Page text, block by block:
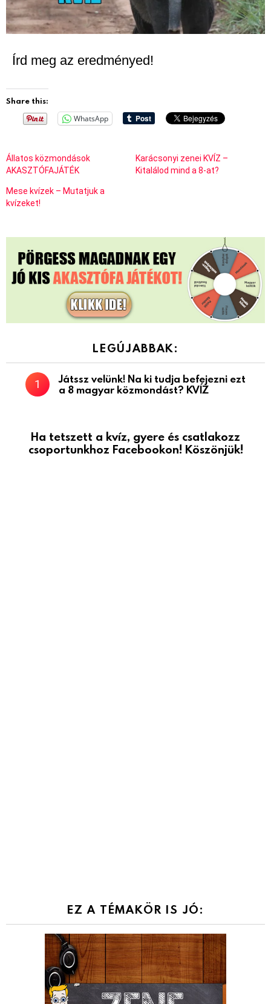
Írd meg az eredményed!
Share this:
WhatsApp
Állatos közmondások
AKASZTÓFAJÁTÉK
Karácsonyi zenei KVÍZ –
Kitalálod mind a 8-at?
Mese kvízek – Mutatjuk a
kvízeket!
LEGÚJABBAK:
Játssz velünk! Na ki tudja befejezni ezt
a 8 magyar közmondást? KVÍZ
Ha tetszett a kvíz, gyere és csatlakozz
csoportunkhoz Facebookon! Köszönjük!
EZ A TÉMAKÖR IS JÓ: